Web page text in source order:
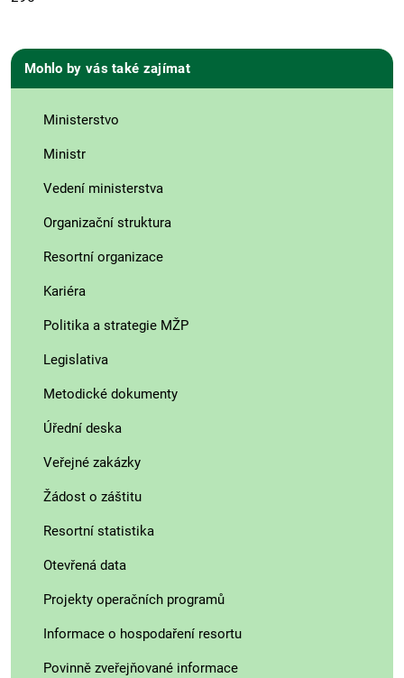
Mohlo by vás také zajímat
Ministerstvo
Ministr
Vedení ministerstva
Organizační struktura
Resortní organizace
Kariéra
Politika a strategie MŽP
Legislativa
Metodické dokumenty
Úřední deska
Veřejné zakázky
Žádost o záštitu
Resortní statistika
Otevřená data
Projekty operačních programů
Informace o hospodaření resortu
Povinně zveřejňované informace